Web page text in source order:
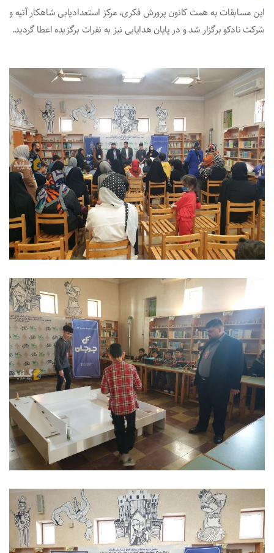
این‌ مسابقات به همت کانون پرورش فکری، مرکز استعدادیابی شاهکار آتیه و
شرکت نادکو برگزار شد‌ و در‌ پایان هدایایی نیز به نفرات برگزیده اعطا گردید.